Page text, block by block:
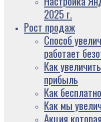
2025 г.
Рост продаж
Способ
работает
Как
прибыль
Как
Как мы
Акция